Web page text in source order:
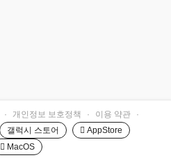
· 개인정보 보호정책 · 이용 약관
·
갤럭시 스토어
 AppStore
 MacOS